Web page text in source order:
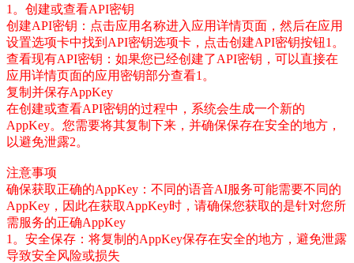
1。创建或查看API密钥
创建API密钥：点击应用名称进入应用详情页面，然后在应用
设置选项卡中找到API密钥选项卡，点击创建API密钥按钮1。
查看现有API密钥：如果您已经创建了API密钥，可以直接在
应用详情页面的应用密钥部分查看1。
复制并保存AppKey
在创建或查看API密钥的过程中，系统会生成一个新的
AppKey。您需要将其复制下来，并确保保存在安全的地方，
以避免泄露2。
注意事项
确保获取正确的AppKey：不同的语音AI服务可能需要不同的
AppKey，因此在获取AppKey时，请确保您获取的是针对您所
需服务的正确AppKey
1。安全保存：将复制的AppKey保存在安全的地方，避免泄露
导致安全风险或损失